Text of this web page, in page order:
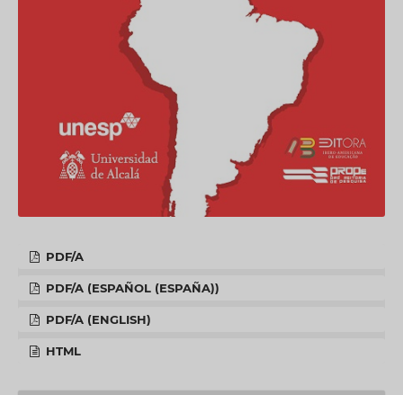
PDF/A
PDF/A (ESPAÑOL (ESPAÑA))
PDF/A (ENGLISH)
HTML